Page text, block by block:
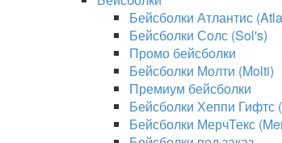
Бейсболки Атлантис
Бейсболки Солс (Sol's)
Промо бейсболки
Бейсболки Молти (Molti)
Премиум бейсболки
Бейсболки Хеппи Гифтс
Бейсболки МерчТекс